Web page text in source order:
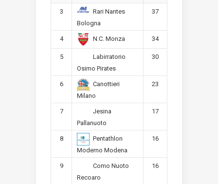
3
Rari Nantes
Bologna
37
4 N.C. Monza 34
5
Labirratorio
Osimo Pirates
30
6
Canottieri
Milano
23
7
Jesina
Pallanuoto
17
8
Pentathlon
Moderno Modena
16
9
Como Nuoto
Recoaro
16